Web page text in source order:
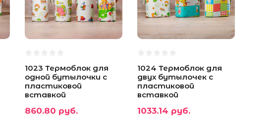
1023 Термоблок для
одной бутылочки с
пластиковой
вставкой
860.80 руб.
1024 Термоблок для
двух бутылочек с
пластиковой
вставкой
1033.14 руб.